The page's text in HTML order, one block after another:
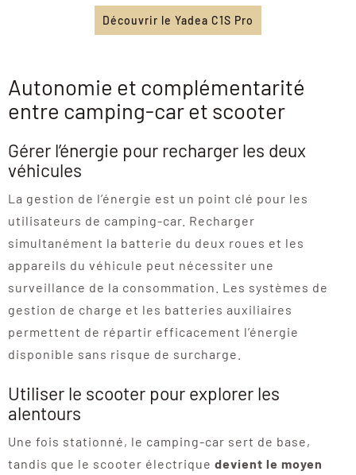
Découvrir le Yadea C1S Pro
Autonomie et complémentarité
entre camping-car et scooter
Gérer l’énergie pour recharger les deux
véhicules
La gestion de l’énergie est un point clé pour les
utilisateurs de camping-car. Recharger
simultanément la batterie du deux roues et les
appareils du véhicule peut nécessiter une
surveillance de la consommation. Les systèmes de
gestion de charge et les batteries auxiliaires
permettent de répartir efficacement l’énergie
disponible sans risque de surcharge.
Utiliser le scooter pour explorer les
alentours
Une fois stationné, le camping-car sert de base,
tandis que le scooter électrique devient le moyen